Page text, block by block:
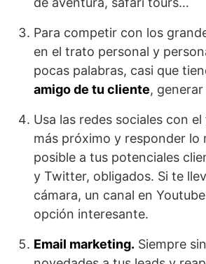
Para competir con los
en el trato personal y
pocas palabras, casi que
amigo de tu cliente,
Usa las redes sociales con
más próximo y responder lo
posible a tus potenciales
y Twitter, obligados. Si te
cámara, un canal en
opción interesante.
Email marketing. Siempre